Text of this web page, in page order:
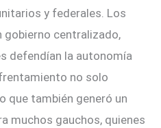
y federales. Los
gobierno centralizado,
defendían la autonomía
no solo
que también generó un
muchos gauchos, quienes